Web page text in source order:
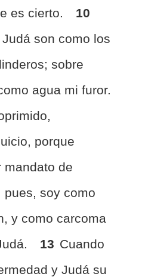
es cierto.
10
son como los
sobre
agua mi furor.
porque
mandato de
pues, soy como
y como carcoma
13 Cuando
y Judá su